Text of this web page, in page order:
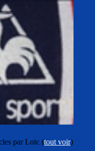
par Loic (tout voir)